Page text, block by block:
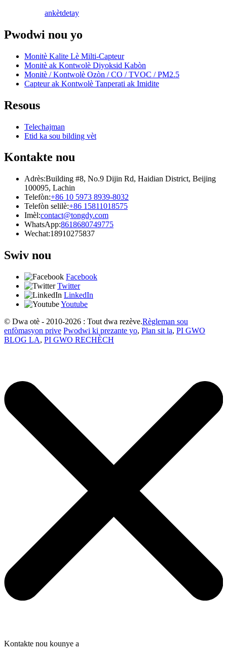
ankètdetay
Pwodwi nou yo
Monitè Kalite Lè Milti-Capteur
Monitè ak Kontwolè Diyoksid Kabòn
Monitè / Kontwolè Ozòn / CO / TVOC / PM2.5
Capteur ak Kontwolè Tanperati ak Imidite
Resous
Telechajman
Etid ka sou bilding vèt
Kontakte nou
Adrès:Building #8, No.9 Dijin Rd, Haidian District, Beijing
100095, Lachin
Telefòn:+86 10 5973 8939-8032
Telefòn selilè:+86 15811018575
Imèl:contact@tongdy.com
WhatsApp:8618680749775
Wechat:18910275837
Swiv nou
Facebook
Twitter
LinkedIn
Youtube
© Dwa otè - 2010-2026 : Tout dwa rezève.Règleman sou
enfòmasyon prive Pwodwi ki prezante yo, Plan sit la, PI GWO
BLOG LA, PI GWO RECHÈCH
Kontakte nou kounye a